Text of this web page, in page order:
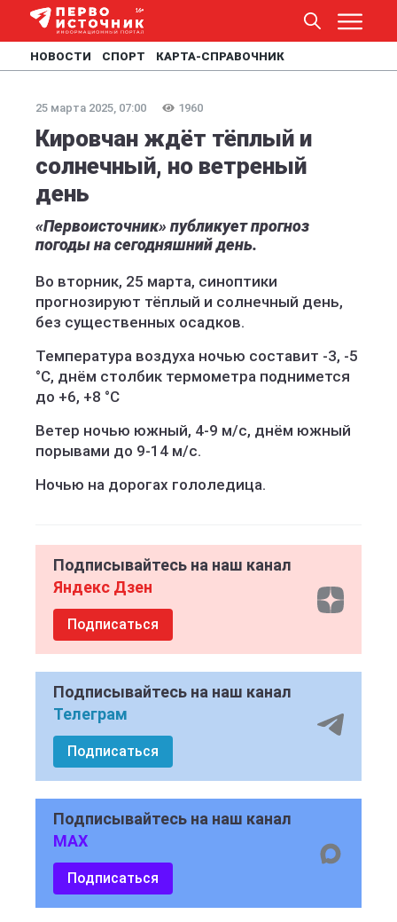
НОВОСТИ СПОРТ КАРТА-СПРАВОЧНИК
25 марта 2025, 07:00 1960
Кировчан ждёт тёплый и
солнечный, но ветреный
день
«Первоисточник» публикует прогноз
погоды на сегодняшний день.
Во вторник, 25 марта, синоптики
прогнозируют тёплый и солнечный день,
без существенных осадков.
Температура воздуха ночью составит -3, -5
°C, днём столбик термометра поднимется
до +6, +8 °C
Ветер ночью южный, 4-9 м/с, днём южный
порывами до 9-14 м/с.
Ночью на дорогах гололедица.
Подписывайтесь на наш канал
Яндекс Дзен
Подписаться
Подписывайтесь на наш канал
Телеграм
Подписаться
Подписывайтесь на наш канал
MAX
Подписаться